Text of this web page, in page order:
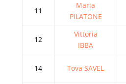
11
Maria
PILATONE
12
Vittoria
IBBA
14 Tova SAVEL